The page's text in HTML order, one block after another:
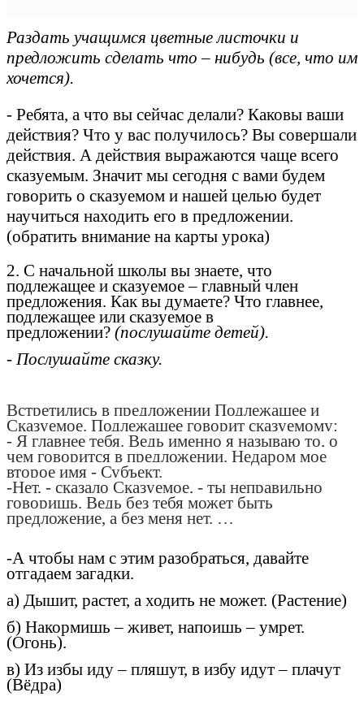
Раздать учащимся цветные листочки и
предложить сделать что – нибудь (все, что им
хочется).
- Ребята, а что вы сейчас делали? Каковы ваши
действия? Что у вас получилось? Вы совершали
действия. А действия выражаются чаще всего
сказуемым. Значит мы сегодня с вами будем
говорить о сказуемом и нашей целью будет
научиться находить его в предложении.
(обратить внимание на карты урока)
2. С начальной школы вы знаете, что
подлежащее и сказуемое – главный член
предложения. Как вы думаете? Что главнее,
подлежащее или сказуемое в
предложении? (послушайте детей).
- Послушайте сказку.
Встретились в предложении Подлежащее и
Сказуемое. Подлежащее говорит сказуемому:
- Я главнее тебя. Ведь именно я называю то, о
чем говорится в предложении. Недаром мое
второе имя - Субъект.
-Нет, - сказало Сказуемое, - ты неправильно
говоришь. Ведь без тебя может быть
предложение, а без меня нет. …
-А чтобы нам с этим разобраться, давайте
отгадаем загадки.
а) Дышит, растет, а ходить не может. (Растение)
б) Накормишь – живет, напоишь – умрет.
(Огонь).
в) Из избы иду – пляшут, в избу идут – плачут
(Вёдра)